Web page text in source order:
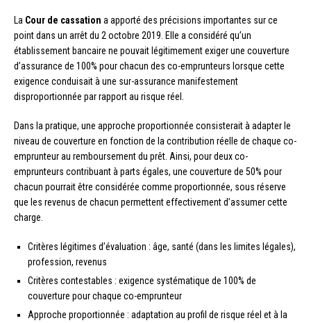
La Cour de cassation a apporté des précisions importantes sur ce
point dans un arrêt du 2 octobre 2019. Elle a considéré qu’un
établissement bancaire ne pouvait légitimement exiger une couverture
d’assurance de 100% pour chacun des co-emprunteurs lorsque cette
exigence conduisait à une sur-assurance manifestement
disproportionnée par rapport au risque réel.
Dans la pratique, une approche proportionnée consisterait à adapter le
niveau de couverture en fonction de la contribution réelle de chaque co-
emprunteur au remboursement du prêt. Ainsi, pour deux co-
emprunteurs contribuant à parts égales, une couverture de 50% pour
chacun pourrait être considérée comme proportionnée, sous réserve
que les revenus de chacun permettent effectivement d’assumer cette
charge.
Critères légitimes d’évaluation : âge, santé (dans les limites légales),
profession, revenus
Critères contestables : exigence systématique de 100% de
couverture pour chaque co-emprunteur
Approche proportionnée : adaptation au profil de risque réel et à la